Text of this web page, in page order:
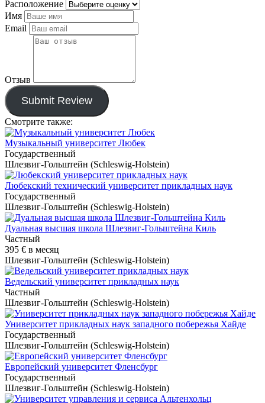
Расположение
Имя
Email
Отзыв
Submit Review
Смотрите также:
Музыкальный университет Любек
Государственный
Шлезвиг-Гольштейн (Schleswig-Holstein)
Любекский технический университет прикладных наук
Государственный
Шлезвиг-Гольштейн (Schleswig-Holstein)
Дуальная высшая школа Шлезвиг-Гольштейна Киль
Частный
395 € в месяц
Шлезвиг-Гольштейн (Schleswig-Holstein)
Ведельский университет прикладных наук
Частный
Шлезвиг-Гольштейн (Schleswig-Holstein)
Университет прикладных наук западного побережья Хайде
Государственный
Шлезвиг-Гольштейн (Schleswig-Holstein)
Европейский университет Фленсбург
Государственный
Шлезвиг-Гольштейн (Schleswig-Holstein)